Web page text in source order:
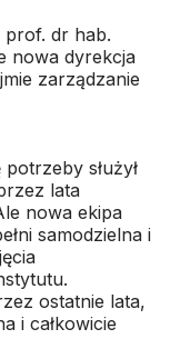
dr hab.
nowa dyrekcja
zarządzanie
służył
lata
nowa ekipa
samodzielna i
ostatnie lata,
i całkowicie